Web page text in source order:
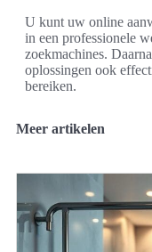
U kunt uw online
in een professionele
zoekmachines.
oplossingen ook
bereiken.
Meer artikelen